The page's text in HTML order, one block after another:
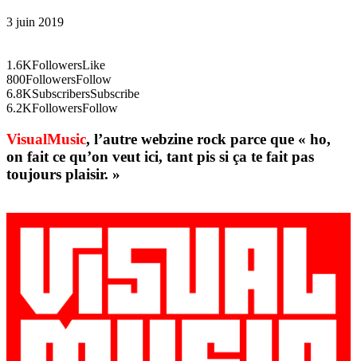
3 juin 2019
1.6KFollowersLike
800FollowersFollow
6.8KSubscribersSubscribe
6.2KFollowersFollow
VisualMusic, l’autre webzine rock parce que « ho,
on fait ce qu’on veut ici, tant pis si ça te fait pas
toujours plaisir. »